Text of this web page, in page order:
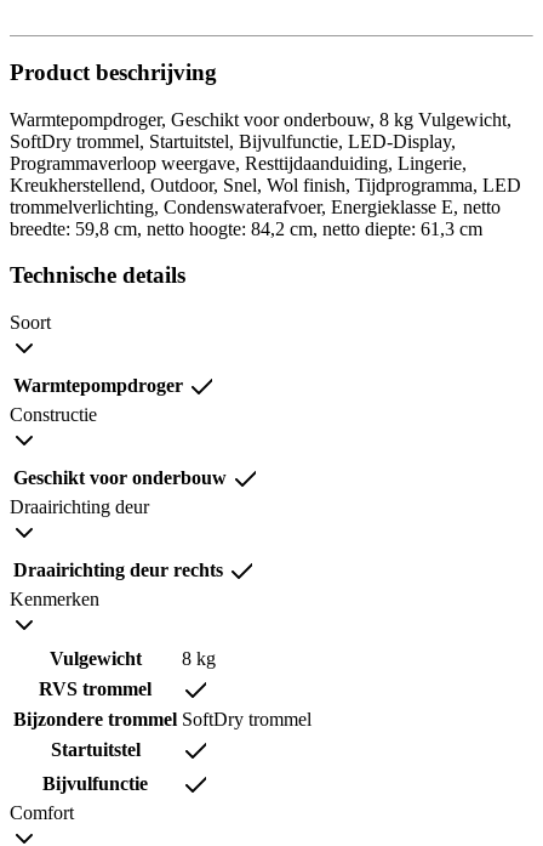
Product beschrijving
Warmtepompdroger, Geschikt voor onderbouw, 8 kg Vulgewicht,
SoftDry trommel, Startuitstel, Bijvulfunctie, LED-Display,
Programmaverloop weergave, Resttijdaanduiding, Lingerie,
Kreukherstellend, Outdoor, Snel, Wol finish, Tijdprogramma, LED
trommelverlichting, Condenswaterafvoer, Energieklasse E, netto
breedte: 59,8 cm, netto hoogte: 84,2 cm, netto diepte: 61,3 cm
Technische details
Soort
Warmtepompdroger
Constructie
Geschikt voor onderbouw
Draairichting deur
Draairichting deur rechts
Kenmerken
Vulgewicht
8 kg
RVS trommel
Bijzondere trommel SoftDry trommel
Startuitstel
Bijvulfunctie
Comfort